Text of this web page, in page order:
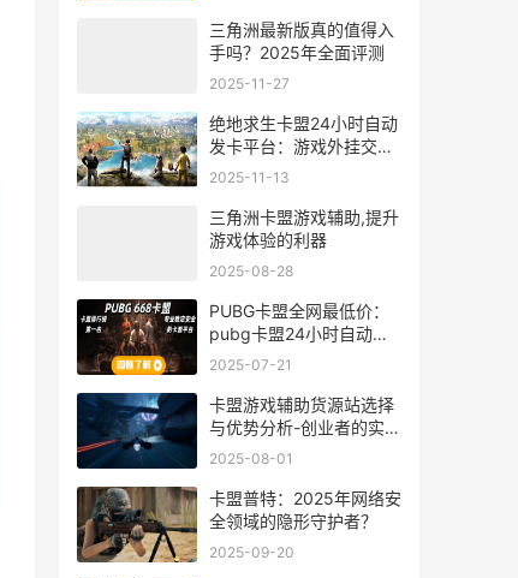
三角洲最新版真的值得入
手吗？2025年全面评测
2025-11-27
绝地求生卡盟24小时自动
发卡平台：游戏外挂交易
背后的灰色产业链
2025-11-13
三角洲卡盟游戏辅助,提升
游戏体验的利器
2025-08-28
PUBG卡盟全网最低价：
pubg卡盟24小时自动发
卡平台
2025-07-21
卡盟游戏辅助货源站选择
与优势分析-创业者的实用
指南
2025-08-01
卡盟普特：2025年网络安
全领域的隐形守护者？
2025-09-20